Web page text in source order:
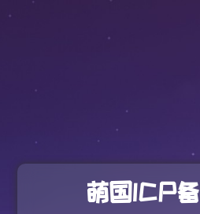
萌国ICP